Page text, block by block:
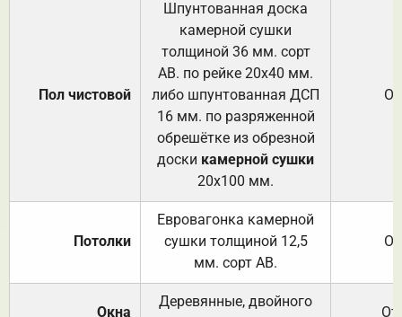
Пол чистовой
Шпунтованная доска
камерной сушки
толщиной 36 мм. сорт
АВ. по рейке 20х40 мм.
либо шпунтованная ДСП
16 мм. по разряженной
обрешётке из обрезной
доски камерной сушки
20х100 мм.
Потолки
Евровагонка камерной
сушки толщиной 12,5
мм. сорт АВ.
Окна
Деревянные, двойного